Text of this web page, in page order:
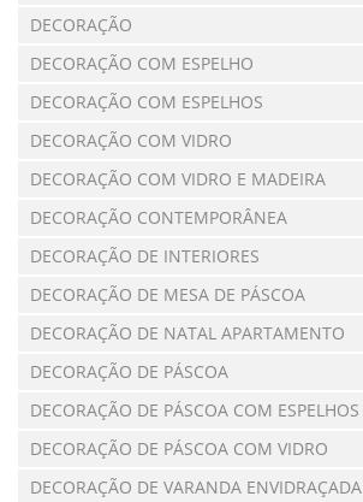
DECORAÇÃO
DECORAÇÃO COM ESPELHO
DECORAÇÃO COM ESPELHOS
DECORAÇÃO COM VIDRO
DECORAÇÃO COM VIDRO E MADEIRA
DECORAÇÃO CONTEMPORÂNEA
DECORAÇÃO DE INTERIORES
DECORAÇÃO DE MESA DE PÁSCOA
DECORAÇÃO DE NATAL APARTAMENTO
DECORAÇÃO DE PÁSCOA
DECORAÇÃO DE PÁSCOA COM ESPELHOS
DECORAÇÃO DE PÁSCOA COM VIDRO
DECORAÇÃO DE VARANDA ENVIDRAÇADA